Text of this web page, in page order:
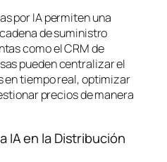
por IA permiten una
de suministro
como el CRM de
pueden centralizar el
en tiempo real, optimizar
precios de manera
IA en la Distribución